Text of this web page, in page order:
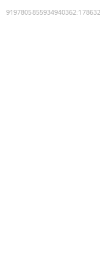
9197805855934940362: